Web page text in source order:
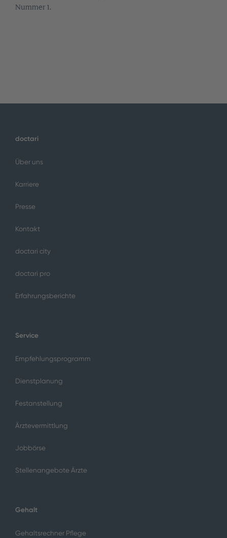
Nummer 1.
doctari
Über uns
Karriere
Presse
Kontakt
doctari city
doctari pro
Erfahrungsberichte
Service
Empfehlungsprogramm
Dienstplanung
Festanstellung
Ärztevermittlung
Jobbörse
Stellenangebote Ärzte
Gehalt
Gehaltsrechner Pflege